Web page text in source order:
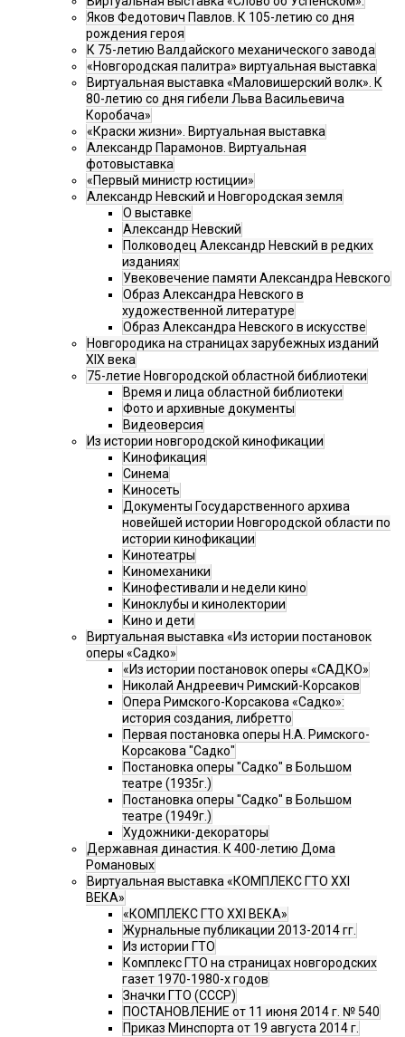
Яков Федотович Павлов. К 105-летию со дня
рождения героя
К 75-летию Валдайского механического завода
«Новгородская палитра» виртуальная выставка
Виртуальная выставка «Маловишерский волк». К
80-летию со дня гибели Льва Васильевича
Коробача»
«Краски жизни». Виртуальная выставка
Александр Парамонов. Виртуальная
фотовыставка
«Первый министр юстиции»
Александр Невский и Новгородская земля
О выставке
Александр Невский
Полководец Александр Невский в редких
изданиях
Увековечение памяти Александра Невского
Образ Александра Невского в
художественной литературе
Образ Александра Невского в искусстве
Новгородика на страницах зарубежных изданий
XIX века
75-летие Новгородской областной библиотеки
Время и лица областной библиотеки
Фото и архивные документы
Видеоверсия
Из истории новгородской кинофикации
Кинофикация
Синема
Киносеть
Документы Государственного архива
новейшей истории Новгородской области по
истории кинофикации
Кинотеатры
Киномеханики
Кинофестивали и недели кино
Киноклубы и кинолектории
Кино и дети
Виртуальная выставка «Из истории постановок
оперы «Садко»
«Из истории постановок оперы «САДКО»
Николай Андреевич Римский-Корсаков
Опера Римского-Корсакова «Садко»:
история создания, либретто
Первая постановка оперы Н.А. Римского-
Корсакова "Садко"
Постановка оперы "Садко" в Большом
театре (1935г.)
Постановка оперы "Садко" в Большом
театре (1949г.)
Художники-декораторы
Державная династия. К 400-летию Дома
Романовых
Виртуальная выставка «КОМПЛЕКС ГТО XXI
ВЕКА»
«КОМПЛЕКС ГТО XXI ВЕКА»
Журнальные публикации 2013-2014 гг.
Из истории ГТО
Комплекс ГТО на страницах новгородских
газет 1970-1980-х годов
Значки ГТО (СССР)
ПОСТАНОВЛЕНИЕ от 11 июня 2014 г. № 540
Приказ Минспорта от 19 августа 2014 г.